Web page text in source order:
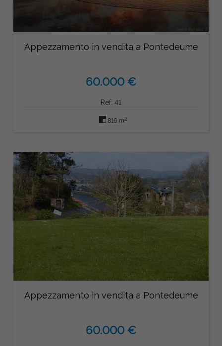
Appezzamento in vendita a Pontedeume
60.000 €
Ref: 41
816 m2
Appezzamento in vendita a Pontedeume
60.000 €